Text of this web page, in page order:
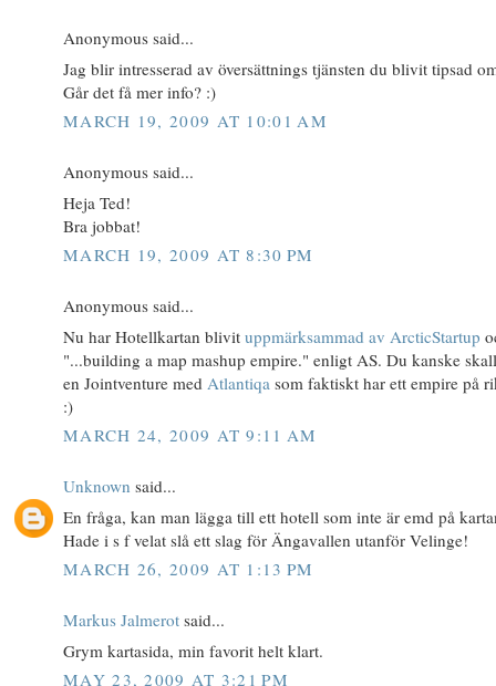
Anonymous said...
Jag blir intresserad av översättnings tjänsten du blivit tipsad
Går det få mer info? :)
MARCH 19, 2009 AT 10:01 AM
Anonymous said...
Heja Ted!
Bra jobbat!
MARCH 19, 2009 AT 8:30 PM
Anonymous said...
Nu har Hotellkartan blivit uppmärksammad av ArcticStartup
"...building a map mashup empire." enligt AS. Du kanske
en Jointventure med Atlantiqa som faktiskt har ett empire på
:)
MARCH 24, 2009 AT 9:11 AM
Unknown said...
En fråga, kan man lägga till ett hotell som inte är emd på
Hade i s f velat slå ett slag för Ängavallen utanför Velinge!
MARCH 26, 2009 AT 1:13 PM
Markus Jalmerot said...
Grym kartasida, min favorit helt klart.
MAY 23, 2009 AT 3:21 PM